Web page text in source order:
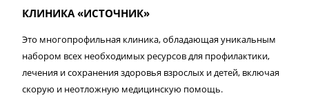
КЛИНИКА «ИСТОЧНИК»
Это многопрофильная клиника, обладающая уникальным
набором всех необходимых ресурсов для профилактики,
лечения и сохранения здоровья взрослых и детей, включая
скорую и неотложную медицинскую помощь.